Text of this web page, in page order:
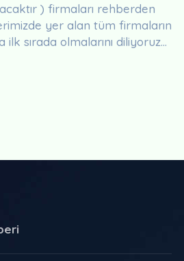
) firmaları rehberden
yer alan tüm firmaların
sırada olmalarını diliyoruz...